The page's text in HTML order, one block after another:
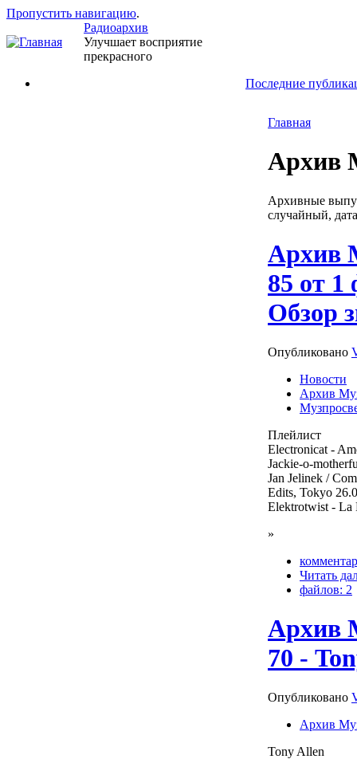
Пропустить навигацию.
Радиоархив
Улучшает восприятие
прекрасного
Последние
Главная
Архив
Архивные
случайный,
Архив
85 от 1
Обзор
Опубликовано
Новости
Архив
Плейлист
Electronicat -
Jackie-o-
Jan Jelinek /
Edits, Tokyo
Elektrotwist - La
»
Читать
файлов: 2
Архив
70 -
Опубликовано
Архив
Tony Allen